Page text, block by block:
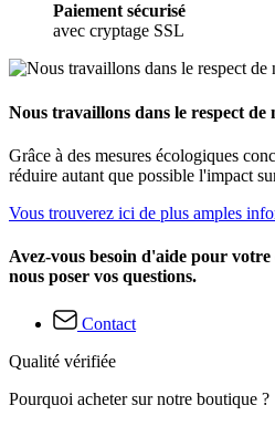
Paiement sécurisé
avec cryptage SSL
Nous travaillons dans le respect
Grâce à des mesures écologiques
réduire autant que possible l'impact
Vous trouverez ici de plus amples
Avez-vous besoin d'aide pour
nous poser vos questions.
Contact
Qualité vérifiée
Pourquoi acheter sur notre boutique ?